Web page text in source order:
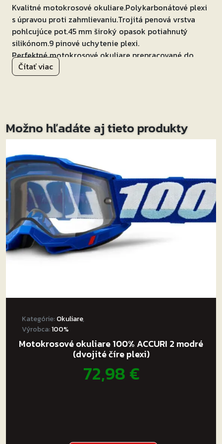
Kvalitné motokrosové okuliare.Polykarbonátové plexi
s úpravou proti zahmlievaniu.Trojitá penová vrstva
pohlcujúce pot.45 mm široký opasok potiahnutý
silikónom.9 pinové uchytenie plexi.
Perfektné motokrosové okuliare prepracované do
posledného detailu!
Čítať viac
Možno hľadáte aj tieto produkty
Kategórie:Okuliare,
Výrobca:100%
Motokrosové okuliare 100% ACCURI 2 modré
(dvojité číre plexi)
72,98€